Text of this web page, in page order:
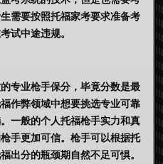
需要按照托福家考要求准备考
试中途违规。
专业枪手保分，毕竟分数是最
作弊领域中想要挑选专业可靠
一般的个人托福枪手实力和真
手更加可信。枪手可以根据托
出分的瓶颈期自然不足可惧。